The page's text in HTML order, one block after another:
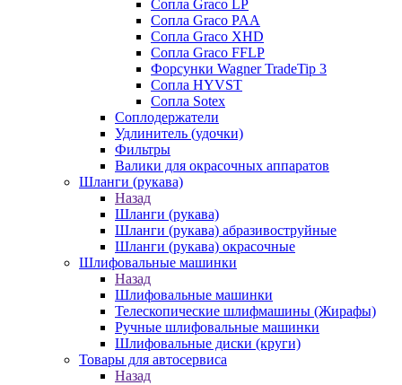
Сопла Graco LP
Сопла Graco PAA
Сопла Graco XHD
Сопла Graco FFLP
Форсунки Wagner TradeTip 3
Сопла HYVST
Сопла Sotex
Соплодержатели
Удлинитель (удочки)
Фильтры
Валики для окрасочных аппаратов
Шланги (рукава)
Назад
Шланги (рукава)
Шланги (рукава) абразивоструйные
Шланги (рукава) окрасочные
Шлифовальные машинки
Назад
Шлифовальные машинки
Телескопические шлифмашины (Жирафы)
Ручные шлифовальные машинки
Шлифовальные диски (круги)
Товары для автосервиса
Назад